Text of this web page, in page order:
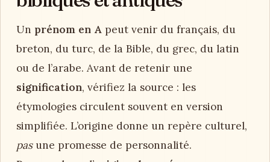
Un prénom en A peut venir du français, du
breton, du turc, de la Bible, du grec, du latin
ou de l’arabe. Avant de retenir une
signification, vérifiez la source : les
étymologies circulent souvent en version
simplifiée. L’origine donne un repère culturel,
pasune promesse de personnalité.